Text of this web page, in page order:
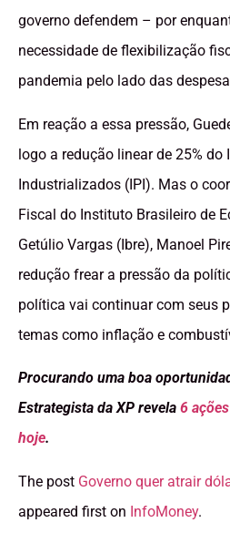
governo defendem – por
necessidade de flexibilização
pandemia pelo lado das
Em reação a essa pressão,
logo a redução linear de 25%
Industrializados (IPI). Mas o
Fiscal do Instituto Brasileiro de
Getúlio Vargas (Ibre), Manoel
redução frear a pressão da
política vai continuar com seus
temas como inflação e
Procurando uma boa
Estrategista da XP revela 6
hoje.
The post Governo quer atrair
appeared first on InfoMoney.